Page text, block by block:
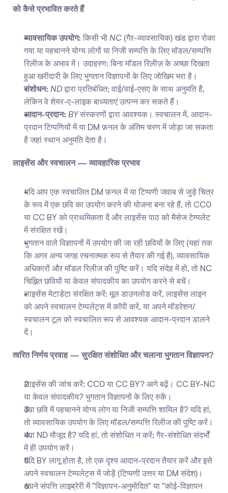
को कैसे प्रभावित करते हैं
व्यावसायिक उपयोग: किसी भी NC (गैर-व्यावसायिक) खंड द्वारा रोका
गया या पहचानने योग्य लोगों या निजी सम्पत्ति के लिए मॉडल/सम्पत्ति
रिलीज के अभाव में। उदाहरण: बिना मॉडल रिलीज़ के अच्छा दिखता
हुआ खरीदारी के लिए भुगतान विज्ञापनों के लिए जोखिम भरा है।
संशोधन: ND द्वारा प्रतिबंधित; वाई/वाई-एसए के साथ अनुमति है,
लेकिन वे शेयर-ए-लाइक बाध्यताएं उत्पन्न कर सकते हैं।
आदान-प्रदान: BY संस्करणों द्वारा आवश्यक। स्वचालन में, आदान-
प्रदान टिप्पणियों में या DM फ़नल के अंतिम चरण में जोड़ा जा सकता
है जहां स्थान अनुमति देता है।
लाइसेंस और स्वचालन — व्यावहारिक प्रभाव
यदि आप एक स्वचालित DM फ़नल में या टिप्पणी जवाब से जुड़े चित्र
के रूप में एक छवि का उपयोग करने की योजना बना रहे हैं, तो CC0
या CC BY को प्राथमिकता दें और लाइसेंस पाठ को मैसेज टेम्पलेट
में संरक्षित रखें।
भुगतान वाले विज्ञापनों में उपयोग की जा रही छवियों के लिए (यहां तक
कि अगर अन्य जगह रचनात्मक रूप से तैयार की गई है), व्यावसायिक
अधिकारों और मॉडल रिलीज की पुष्टि करें। यदि संदेह में हो, तो NC
चिह्नित छवियों या केवल संपादकीय का उपयोग करने से बचें।
लाइसेंस मेटाडेटा संरक्षित करें: मूल डाउनलोड करें, लाइसेंस लाइन
को अपने स्वचालन टेम्पलेट्स में कॉपी करें, या अपने मॉडरेशन/
स्वचालन टूल को स्वचालित रूप से आवश्यक आदान-प्रदान डालने
दें।
त्वरित निर्णय प्रवाह — सुरक्षित संशोधित और चलाना भुगतान विज्ञापन?
लाइसेंस की जांच करें: CC0 या CC BY? आगे बढ़ें। CC BY-NC
या केवल संपादकीय? भुगतान विज्ञापनों के लिए रुकें।
क्या छवि में पहचानने योग्य लोग या निजी सम्पत्ति शामिल है? यदि हां,
तो व्यावसायिक उपयोग के लिए मॉडल/सम्पत्ति रिलीज की पुष्टि करें।
क्या ND मौजूद है? यदि हां, तो संशोधित न करें; गैर-संशोधित संदर्भों
में ही उपयोग करें।
यदि BY लागू होता है, तो एक दृश्य आदान-प्रदान तैयार करें और इसे
अपने स्वचालन टेम्पलेट्स में जोड़ें (टिप्पणी उत्तर या DM संदेश)।
अपने संपत्ति लाइब्रेरी में "विज्ञापन-अनुमोदित" या "कोई-विज्ञापन